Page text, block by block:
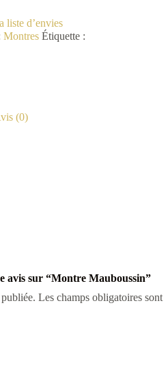
liste d’envies
Montres Étiquette :
(0)
avis sur “Montre Mauboussin”
Les champs obligatoires sont